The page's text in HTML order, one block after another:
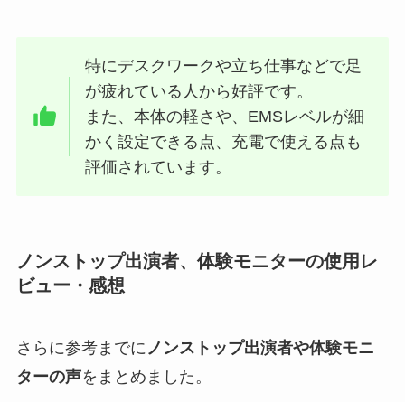
特にデスクワークや立ち仕事などで足
が疲れている人から好評です。
また、本体の軽さや、EMSレベルが細
かく設定できる点、充電で使える点も
評価されています。
ノンストップ出演者、体験モニターの使用レ
ビュー・感想
さらに参考までにノンストップ出演者や体験モニ
ターの声をまとめました。